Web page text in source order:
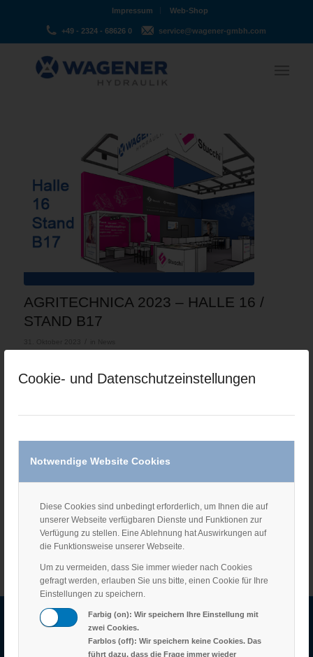
Cookie- und Datenschutzeinstellungen
Notwendige Website Cookies
Diese Cookies sind unbedingt erforderlich, um Ihnen die auf
unserer Webseite verfügbaren Dienste und Funktionen zur
Verfügung zu stellen. Eine Ablehnung hat Auswirkungen auf
die Funktionsweise unserer Webseite.
Um zu vermeiden, dass Sie immer wieder nach Cookies
gefragt werden, erlauben Sie uns bitte, einen Cookie für Ihre
Einstellungen zu speichern.
Farbig (on): Wir speichern Ihre Einstellung mit
zwei Cookies.
Farblos (off): Wir speichern keine Cookies. Das
führt dazu, dass die Frage immer wieder
Impressum Web-Shop
+49 - 2324 - 68626 0 service@wagener-gmbh.com
AGRITECHNICA 2023 – HALLE 16 /
STAND B17